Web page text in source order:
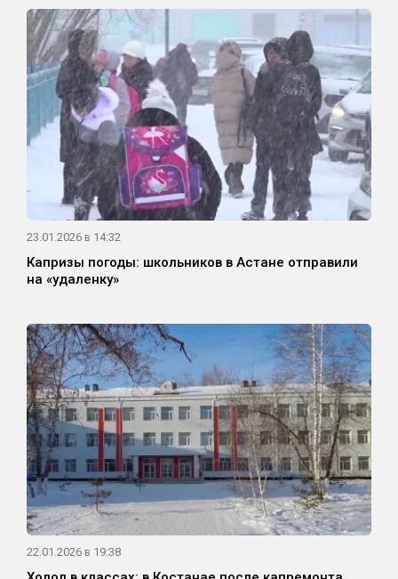
23.01.2026 в 14:32
Капризы погоды: школьников в Астане отправили
на «удаленку»
22.01.2026 в 19:38